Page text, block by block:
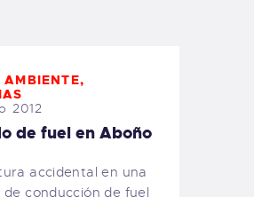
AMBIENTE,
2012
de fuel en Aboño
accidental en una
conducción de fuel